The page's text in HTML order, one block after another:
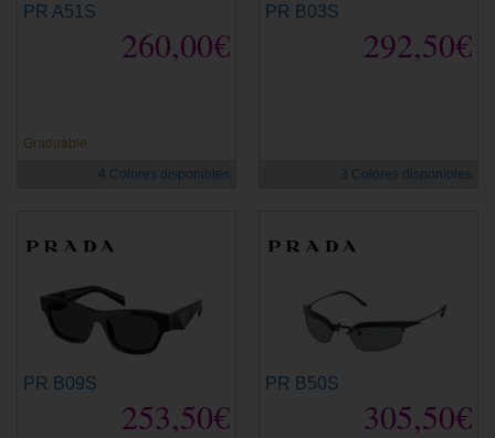
PR A51S
260,00€
Graduable
4 Colores disponibles
PR B03S
292,50€
3 Colores disponibles
PR B09S
253,50€
PR B50S
305,50€